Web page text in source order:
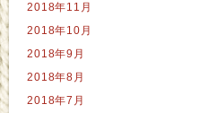
2018年11月
2018年10月
2018年9月
2018年8月
2018年7月